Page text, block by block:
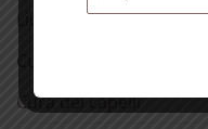
Liquori
Cura della pelle
Cura dei capelli